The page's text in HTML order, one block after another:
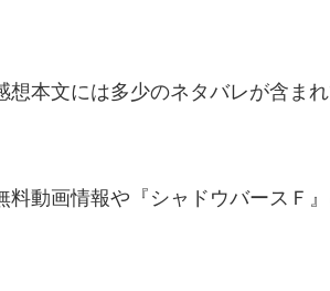
想本文には多少のネタバレが含ま
料動画情報や『シャドウバースＦ